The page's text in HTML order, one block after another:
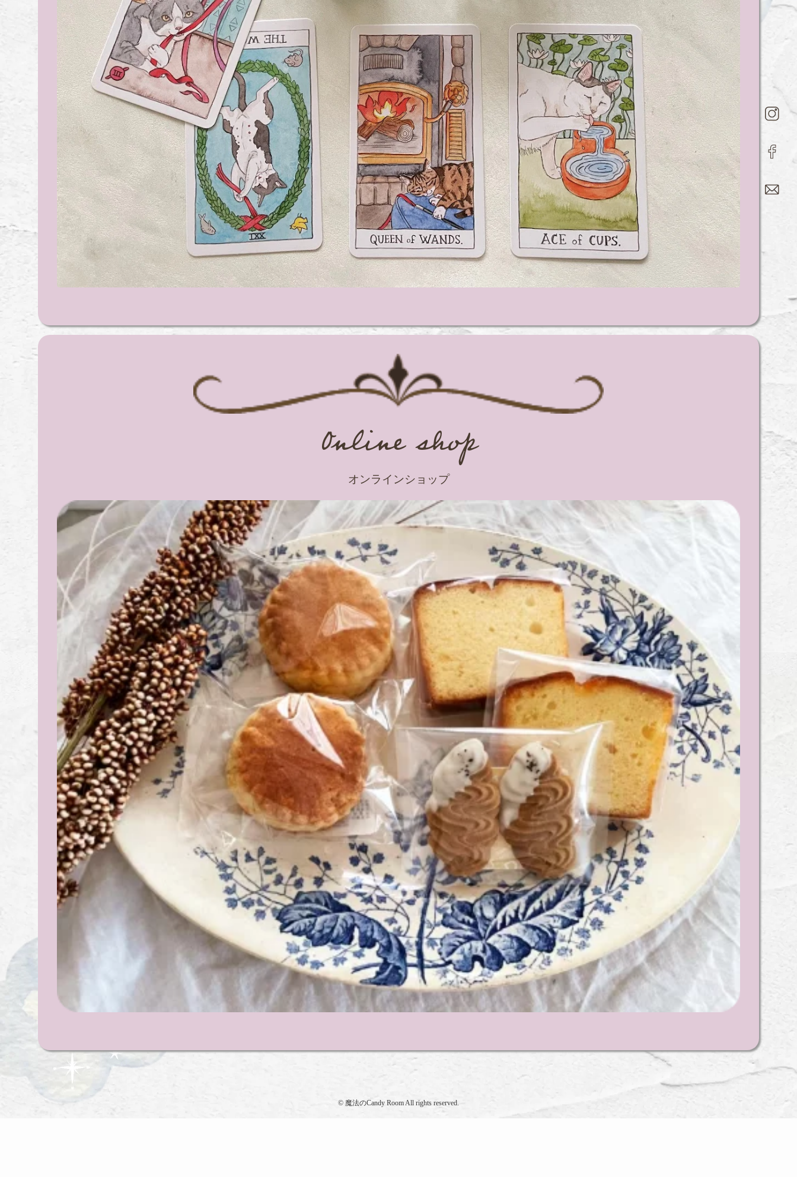
Online shop
オンラインショップ
© 魔法のCandy Room All rights reserved.